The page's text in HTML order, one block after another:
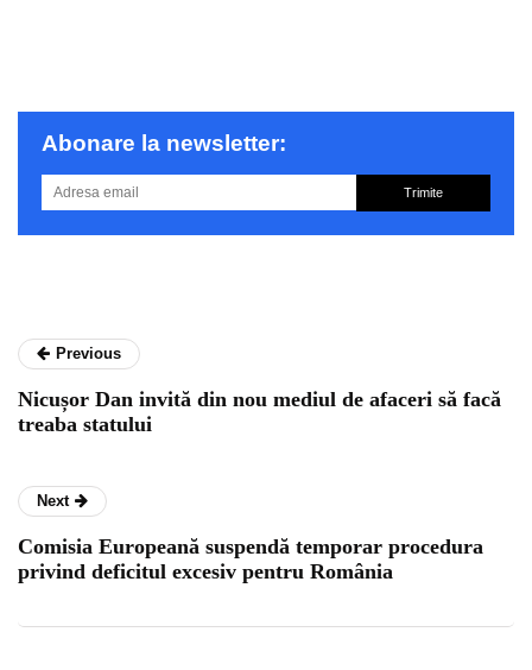
Abonare la newsletter:
Trimite
Previous
Nicușor Dan invită din nou mediul de afaceri să facă
treaba statului
Next
Comisia Europeană suspendă temporar procedura
privind deficitul excesiv pentru România